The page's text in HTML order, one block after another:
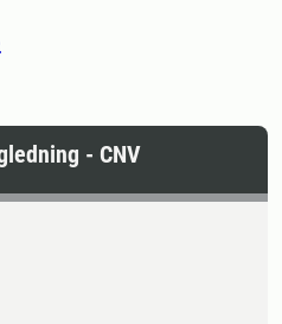
- CNV